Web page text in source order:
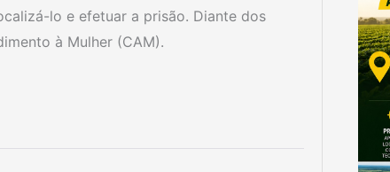
lo e efetuar a prisão. Diante dos
à Mulher (CAM).